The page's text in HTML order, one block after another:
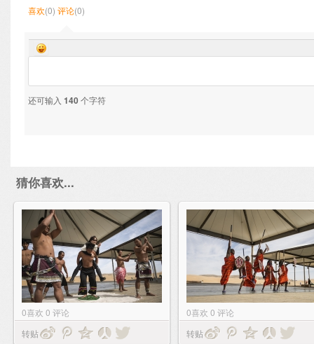
喜欢(0) 评论(0)
还可输入 140个字符
猜你喜欢...
0喜欢 0 评论
转贴
0喜欢 0 评论
转贴